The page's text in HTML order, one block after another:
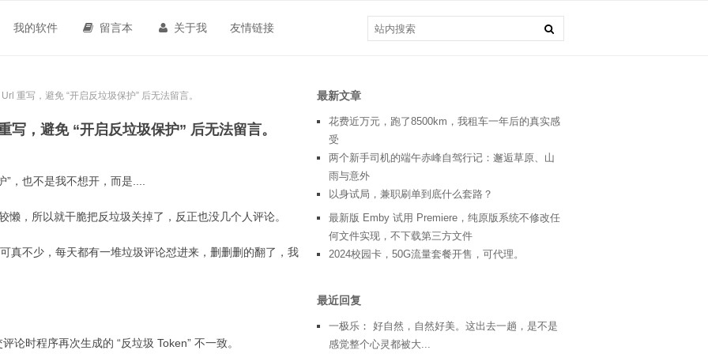
我的软件 留言本 关于我 友情链接
重写，避免 “开启反垃圾保护” 后无法留言。
，避免 “开启反垃圾保护” 后无法留言。
，也不是我不想开，而是....
，所以就干脆把反垃圾关掉了，反正也没几个人评论。
真不少，每天都有一堆垃圾评论怼进来，删删删的翻了，我
论时程序再次生成的 “反垃圾 Token” 不一致。
最新文章
花费近万元，跑了8500km，我租车一年后的真实感
受
两个新手司机的端午赤峰自驾行记：邂逅草原、山
雨与意外
以身试局，兼职刷单到底什么套路？
最新版 Emby 试用 Premiere，纯原版系统不修改任
何文件实现，不下载第三方文件
2024校园卡，50G流量套餐开售，可代理。
最近回复
一极乐： 好自然，自然好美。这出去一趟，是不是
感觉整个心灵都被大...